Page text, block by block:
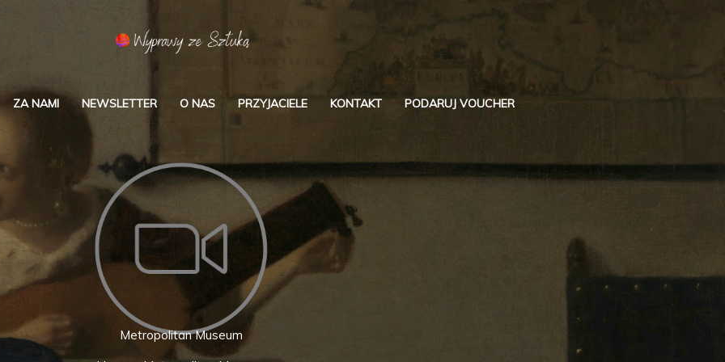
ZA NAMI NEWSLETTER O NAS PRZYJACIELE KONTAKT PODARUJ VOUCHER
Metropolitan Museum